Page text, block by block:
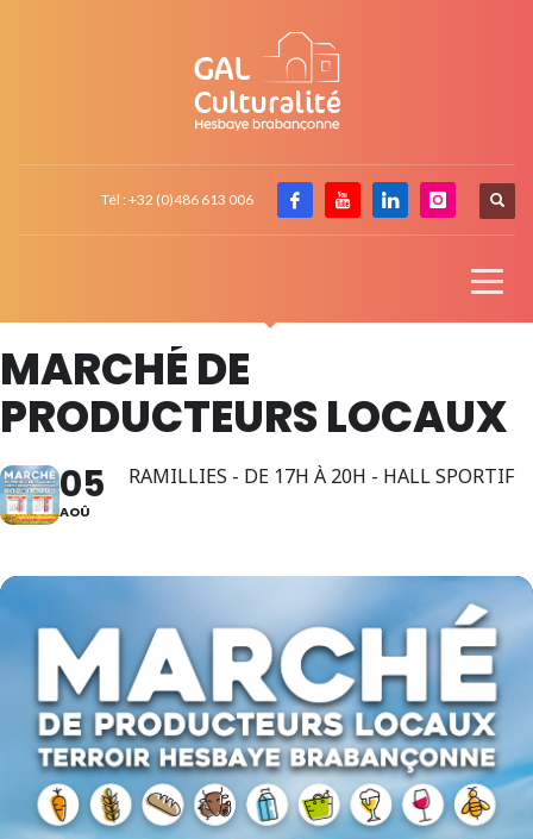
Tél : +32 (0)486 613 006
MARCHÉ DE
PRODUCTEURS LOCAUX
05
AOÛ
RAMILLIES - DE 17H À 20H - HALL SPORTIF